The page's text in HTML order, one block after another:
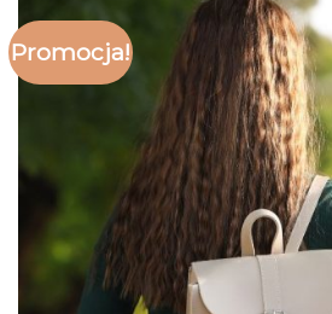
Promocja!